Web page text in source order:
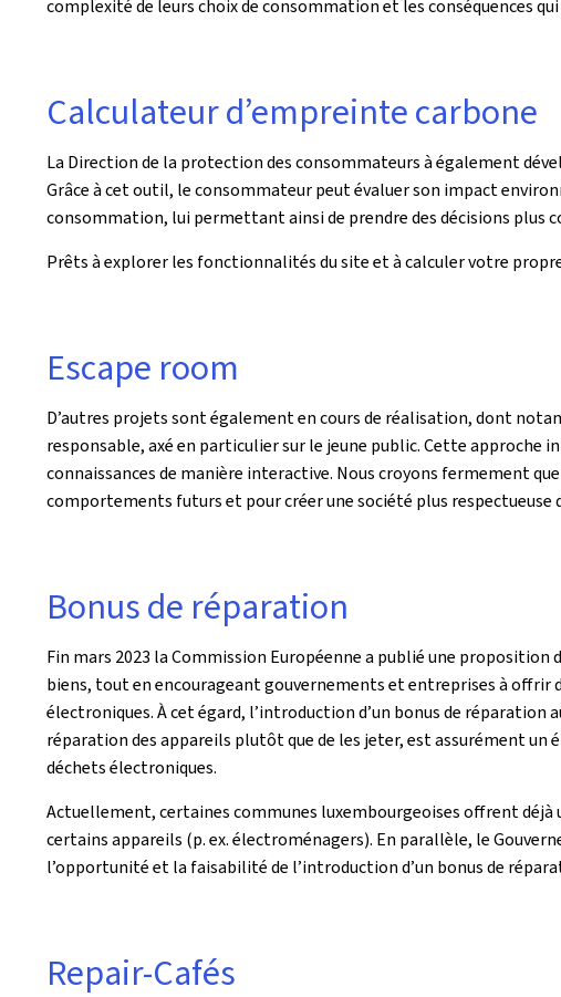
complexité de leurs choix de consommation et les conséquences
Calculateur d’empreinte carbone
La Direction de la protection des consommateurs à également
Grâce à cet outil, le consommateur peut évaluer son impact
consommation, lui permettant ainsi de prendre des décisions plus
Prêts à explorer les fonctionnalités du site et à calculer votre
Escape room
D’autres projets sont également en cours de réalisation, dont
responsable, axé en particulier sur le jeune public. Cette
connaissances de manière interactive. Nous croyons fermement
comportements futurs et pour créer une société plus respectueuse
Bonus de réparation
Fin mars 2023 la Commission Européenne a publié une
biens, tout en encourageant gouvernements et entreprises à offrir
électroniques. À cet égard, l’introduction d’un bonus de
réparation des appareils plutôt que de les jeter, est assurément
déchets électroniques.
Actuellement, certaines communes luxembourgeoises offrent
certains appareils (p. ex. électroménagers). En parallèle, le
l’opportunité et la faisabilité de l’introduction d’un bonus de
Repair-Cafés